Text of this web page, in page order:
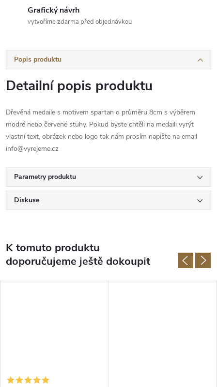
Grafický návrh
vytvoříme zdarma před objednávkou
Popis produktu
Detailní popis produktu
Dřevěná medaile s motivem spartan o průměru 8cm s výběrem
modré nebo červené stuhy. Pokud byste chtěli na medaili vyrýt
vlastní text, obrázek nebo logo tak nám prosím napište na email
info@vyrejeme.cz
Parametry produktu
Diskuse
K tomuto produktu
doporučujeme ještě dokoupit